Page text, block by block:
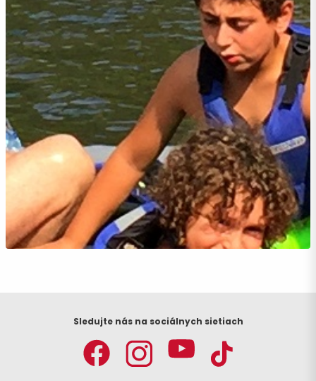
Sledujte nás na sociálnych sietiach